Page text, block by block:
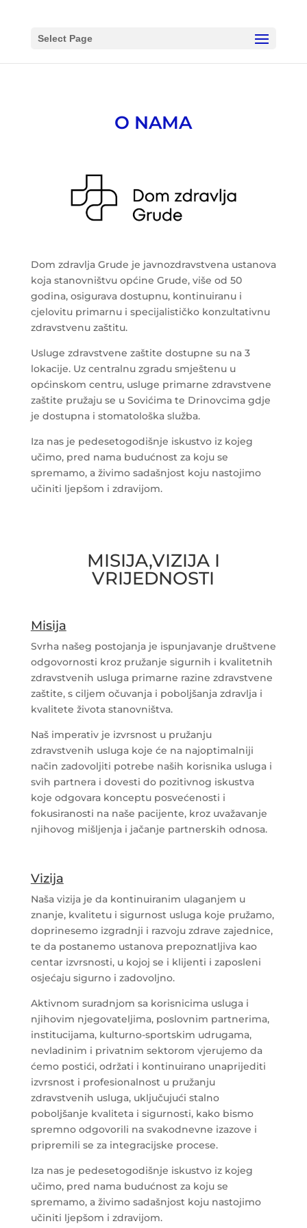
Select Page
O NAMA
Dom zdravlja Grude je javnozdravstvena ustanova
koja stanovništvu općine Grude, više od 50
godina, osigurava dostupnu, kontinuiranu i
cjelovitu primarnu i specijalističko konzultativnu
zdravstvenu zaštitu.
Usluge zdravstvene zaštite dostupne su na 3
lokacije. Uz centralnu zgradu smještenu u
općinskom centru, usluge primarne zdravstvene
zaštite pružaju se u Sovićima te Drinovcima gdje
je dostupna i stomatološka služba.
Iza nas je pedesetogodišnje iskustvo iz kojeg
učimo, pred nama budućnost za koju se
spremamo, a živimo sadašnjost koju nastojimo
učiniti ljepšom i zdravijom.
MISIJA,VIZIJA I
VRIJEDNOSTI
Misija
Svrha našeg postojanja je ispunjavanje društvene
odgovornosti kroz pružanje sigurnih i kvalitetnih
zdravstvenih usluga primarne razine zdravstvene
zaštite, s ciljem očuvanja i poboljšanja zdravlja i
kvalitete života stanovništva.
Naš imperativ je izvrsnost u pružanju
zdravstvenih usluga koje će na najoptimalniji
način zadovoljiti potrebe naših korisnika usluga i
svih partnera i dovesti do pozitivnog iskustva
koje odgovara konceptu posvećenosti i
fokusiranosti na naše pacijente, kroz uvažavanje
njihovog mišljenja i jačanje partnerskih odnosa.
Vizija
Naša vizija je da kontinuiranim ulaganjem u
znanje, kvalitetu i sigurnost usluga koje pružamo,
doprinesemo izgradnji i razvoju zdrave zajednice,
te da postanemo ustanova prepoznatljiva kao
centar izvrsnosti, u kojoj se i klijenti i zaposleni
osjećaju sigurno i zadovoljno.
Aktivnom suradnjom sa korisnicima usluga i
njihovim njegovateljima, poslovnim partnerima,
institucijama, kulturno-sportskim udrugama,
nevladinim i privatnim sektorom vjerujemo da
ćemo postići, održati i kontinuirano unaprijediti
izvrsnost i profesionalnost u pružanju
zdravstvenih usluga, uključujući stalno
poboljšanje kvaliteta i sigurnosti, kako bismo
spremno odgovorili na svakodnevne izazove i
pripremili se za integracijske procese.
Iza nas je pedesetogodišnje iskustvo iz kojeg
učimo, pred nama budućnost za koju se
spremamo, a živimo sadašnjost koju nastojimo
učiniti ljepšom i zdravijom.